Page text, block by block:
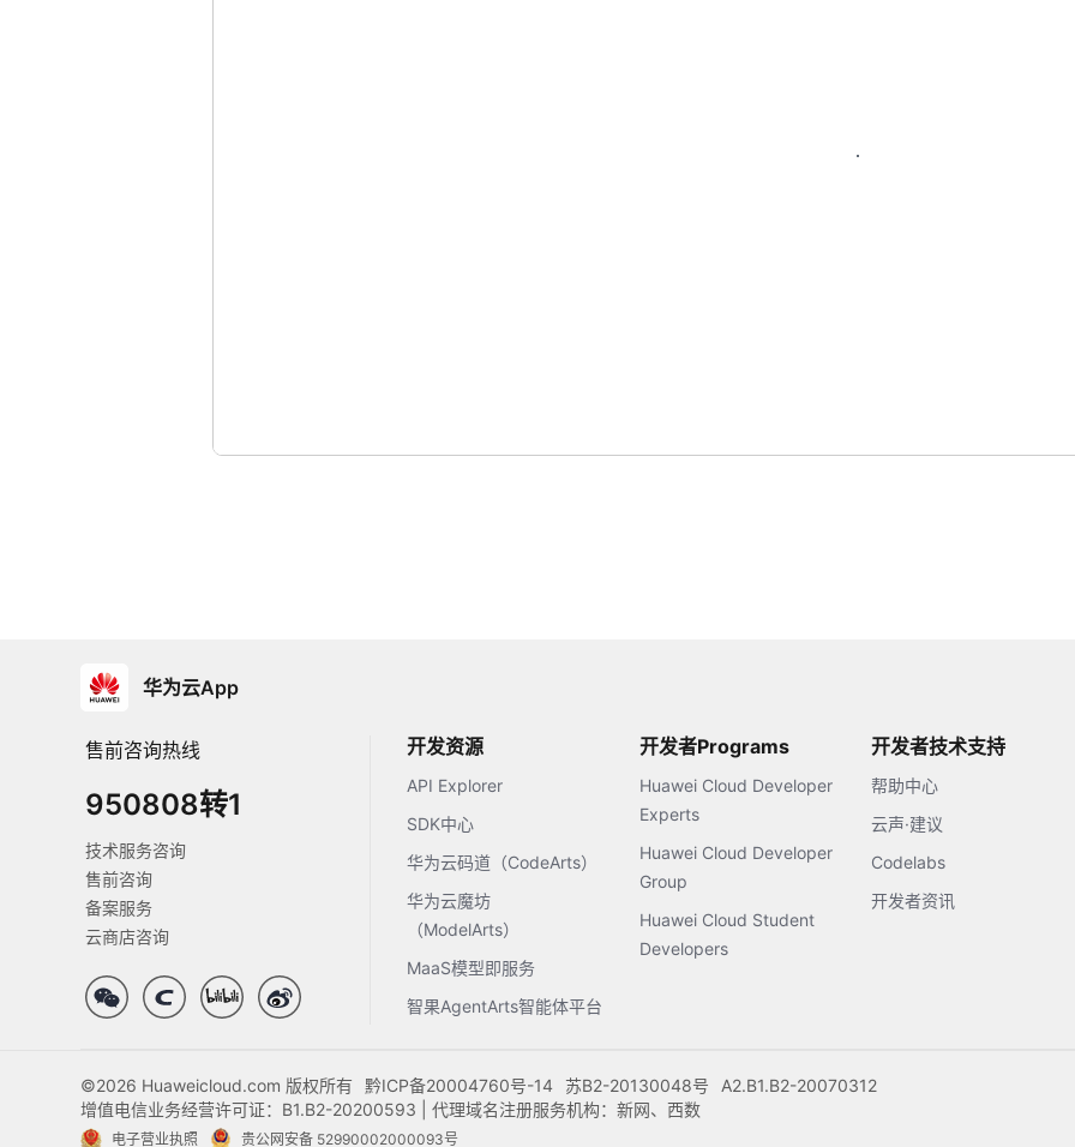
华为云App
售前咨询热线
950808转1
技术服务咨询
售前咨询
备案服务
云商店咨询
开发资源
API Explorer
SDK中心
华为云码道（CodeArts）
华为云魔坊
（ModelArts）
MaaS模型即服务
智果AgentArts智能体平台
开发者Programs
Huawei Cloud Developer
Experts
Huawei Cloud Developer
Group
Huawei Cloud Student
Developers
开发者技术支持
帮助中心
云声·建议
Codelabs
开发者资讯
©2026 Huaweicloud.com 版权所有 黔ICP备20004760号-14 苏B2-20130048号
A2.B1.B2-20070312
增值电信业务经营许可证：B1.B2-20200593 | 代理域名注册服务机构：新网、西数
电子营业执照 贵公网安备 52990002000093号